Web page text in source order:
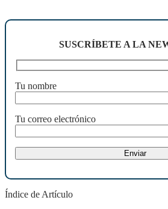
SUSCRÍBETE A LA
Tu nombre
Tu correo electrónico
Índice de Artículo